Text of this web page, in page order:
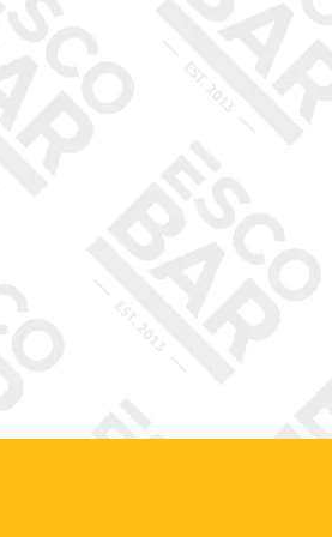
Rezervuj
Rozvoz
Virtuální